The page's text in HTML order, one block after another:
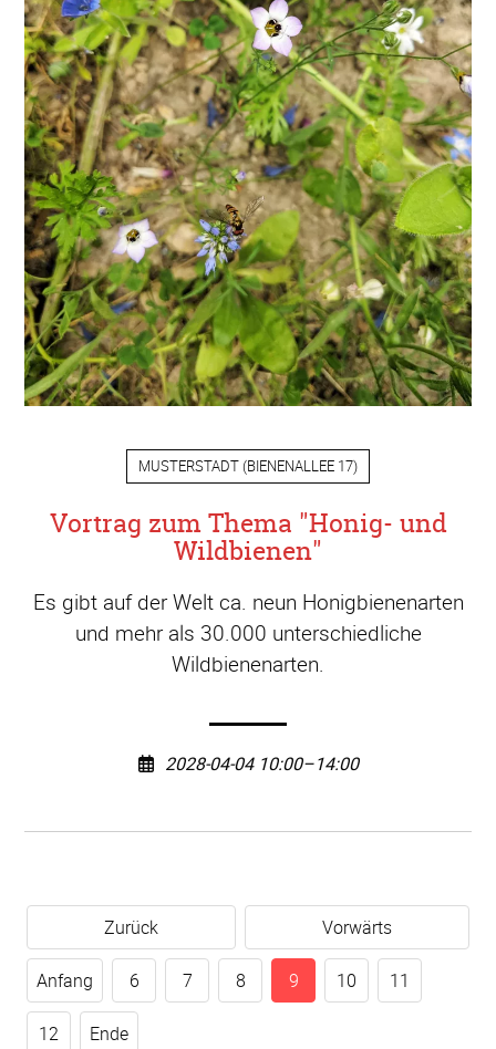
MUSTERSTADT (BIENENALLEE 17)
Vortrag zum Thema "Honig- und
Wildbienen"
Es gibt auf der Welt ca. neun Honigbienenarten
und mehr als 30.000 unterschiedliche
Wildbienenarten.
2028-04-04 10:00–14:00
Zurück Vorwärts
Anfang 6 7 8 9 10 11
12 Ende